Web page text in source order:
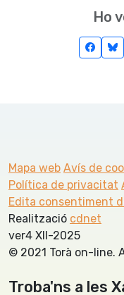
Ho
Mapa web Avís de
Política de privacitat
Edita consentiment
Realització cdnet
ver4 XII-2025
© 2021 Torà on-line.
Troba'ns a les